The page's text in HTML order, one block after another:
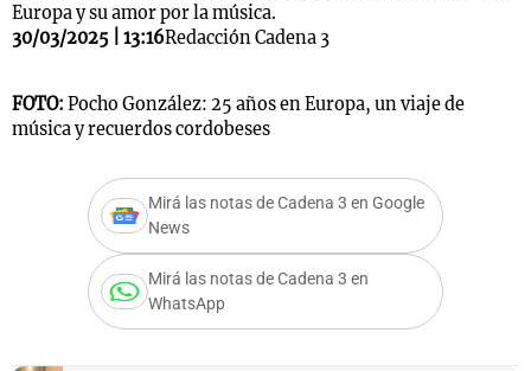
Europa y su amor por la música.
30/03/2025 | 13:16Redacción Cadena 3
FOTO: Pocho González: 25 años en Europa, un viaje de
música y recuerdos cordobeses
Mirá las notas de Cadena 3 en Google
News
Mirá las notas de Cadena 3 en
WhatsApp